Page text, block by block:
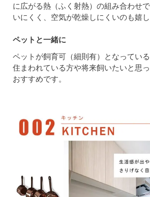
に広がる熱（ふく射熱）の組み合わせ
いにくく、空気が乾燥しにくいのも嬉し
ペットと一緒に
ペットが飼育可（細則有）となってい
住まわれている方や将来飼いたいと思
おすすめです。